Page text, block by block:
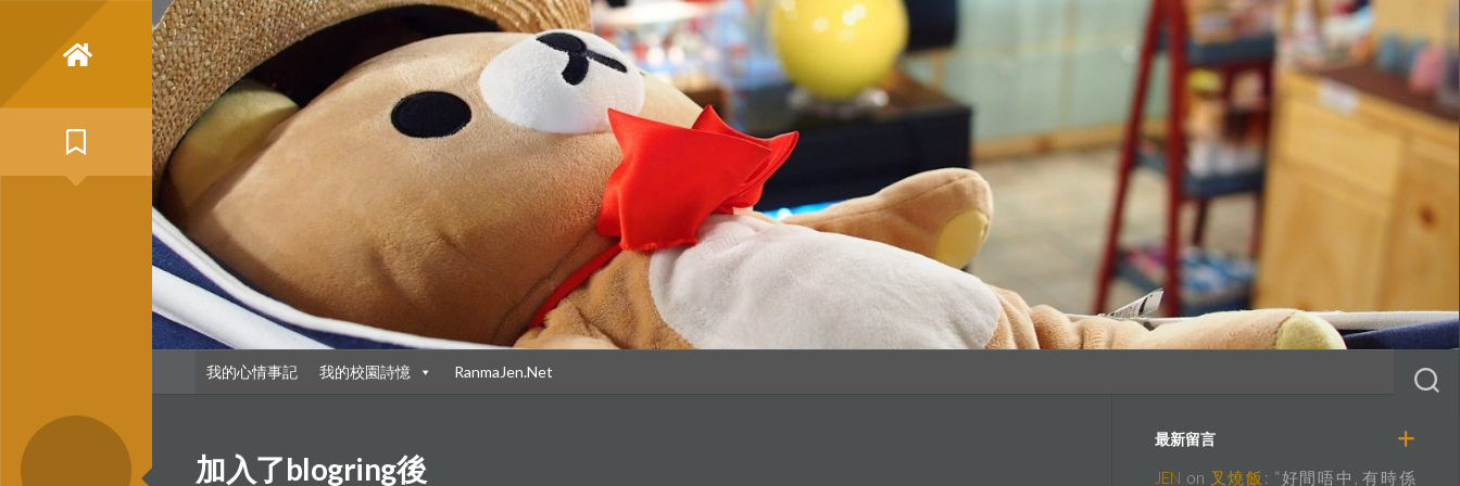
我的心情事記 我的校園詩憶 RanmaJen.Net
加入了blogring後
最新留言
JEN on 叉燒飯 : “好間唔中, 有時係